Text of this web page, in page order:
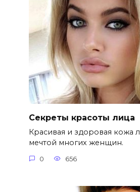
Секреты красоты лица
Красивая и здоровая кожа
мечтой многих женщин.
0 656